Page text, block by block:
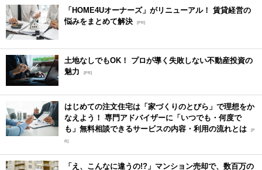
「HOME4Uオーナーズ」がリニューアル！ 賃貸経営の
悩みをまとめて解決 [PR]
土地なしでもOK！ プロが導く失敗しない不動産投資の
魅力
[PR]
はじめての注文住宅は「家づくりのとびら」で理想をか
なえよう！ 専門アドバイザーに「いつでも・何度で
も」無料相談できるサービスの内容・利用の流れとは [P
R]
「え、こんなに違うの!?」マンション売却で、数百万の